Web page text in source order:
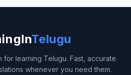
Telugu
for learning Telugu. Fast, accurate
whenever you need them.